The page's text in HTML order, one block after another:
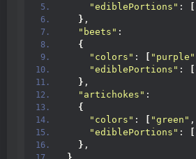
"ediblePortions" : [
} ,
"beets" :
{
"colors" : [ "purple"
"ediblePortions" : [
} ,
"artichokes" :
{
"colors" : [ "green" ,
"ediblePortions" : [
} ,
}